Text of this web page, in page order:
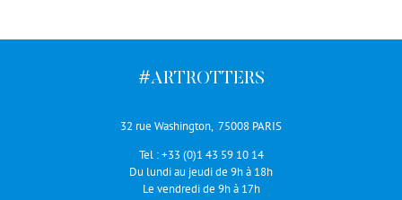
#ARTROTTERS
32 rue Washington, 75008 PARIS
Tel :+33 (0)1 43 59 10 14
Du lundi au jeudi de 9h à 18h
Le vendredi de 9h à 17h